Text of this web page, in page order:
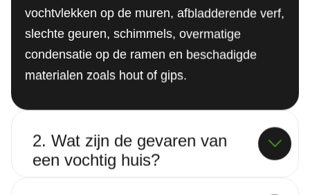
vochtvlekken op de muren, afbladderende verf,
slechte geuren, schimmels, overmatige
condensatie op de ramen en beschadigde
materialen zoals hout of gips.
2. Wat zijn de gevaren van
een vochtig huis?